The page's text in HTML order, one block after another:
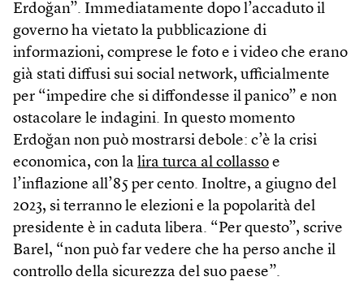
Erdoğan”. Immediatamente dopo l’accaduto il
governo ha vietato la pubblicazione di
informazioni, comprese le foto e i video che erano
già stati diffusi sui social network, ufficialmente
per “impedire che si diffondesse il panico” e non
ostacolare le indagini. In questo momento
Erdoğan non può mostrarsi debole: c’è la crisi
economica, con la lira turca al collasso e
l’inflazione all’85 per cento. Inoltre, a giugno del
2023, si terranno le elezioni e la popolarità del
presidente è in caduta libera. “Per questo”, scrive
Barel, “non può far vedere che ha perso anche il
controllo della sicurezza del suo paese”.